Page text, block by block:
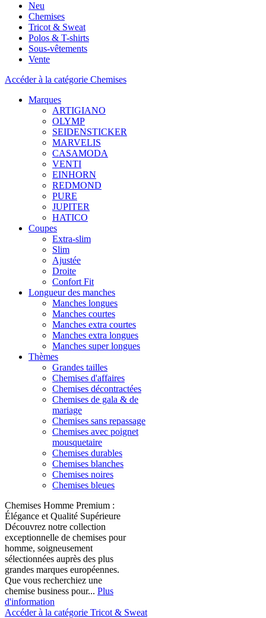
Neu
Chemises
Tricot & Sweat
Polos & T-shirts
Sous-vêtements
Vente
Accéder à la catégorie Chemises
Marques
ARTIGIANO
OLYMP
SEIDENSTICKER
MARVELIS
CASAMODA
VENTI
EINHORN
REDMOND
PURE
JUPITER
HATICO
Coupes
Extra-slim
Slim
Ajustée
Droite
Confort Fit
Longueur des manches
Manches longues
Manches courtes
Manches extra courtes
Manches extra longues
Manches super longues
Thèmes
Grandes tailles
Chemises d'affaires
Chemises décontractées
Chemises de gala & de
mariage
Chemises sans repassage
Chemises avec poignet
mousquetaire
Chemises durables
Chemises blanches
Chemises noires
Chemises bleues
Chemises Homme Premium :
Élégance et Qualité Supérieure
Découvrez notre collection
exceptionnelle de chemises pour
homme, soigneusement
sélectionnées auprès des plus
grandes marques européennes.
Que vous recherchiez une
chemise business pour... Plus
d'information
Accéder à la catégorie Tricot & Sweat